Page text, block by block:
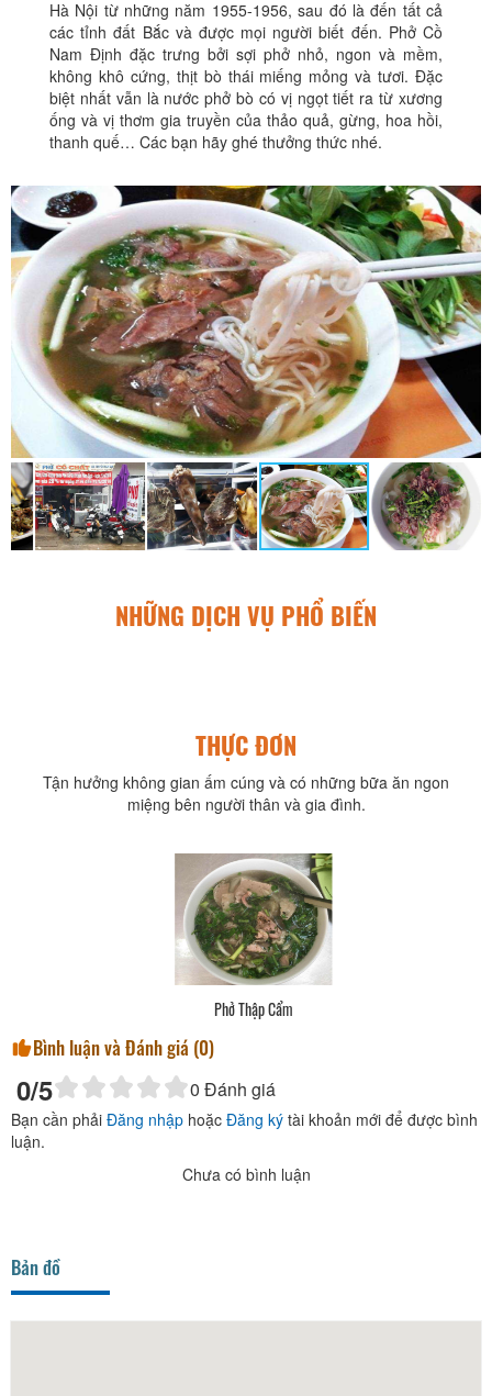
Hà Nội từ những năm 1955-1956, sau đó là đến tất cả
các tỉnh đất Bắc và được mọi người biết đến. Phở Cồ
Nam Định đặc trưng bởi sợi phở nhỏ, ngon và mềm,
không khô cứng, thịt bò thái miếng mỏng và tươi. Đặc
biệt nhất vẫn là nước phở bò có vị ngọt tiết ra từ xương
ống và vị thơm gia truyền của thảo quả, gừng, hoa hồi,
thanh quế… Các bạn hãy ghé thưởng thức nhé.
NHỮNG DỊCH VỤ PHỔ BIẾN
THỰC ĐƠN
Tận hưởng không gian ấm cúng và có những bữa ăn ngon
miệng bên người thân và gia đình.
Phở Thập Cẩm
Bình luận và Đánh giá (0)
0/5 0 Đánh giá
Bạn cần phải Đăng nhập hoặc Đăng ký tài khoản mới để được bình
luận.
Chưa có bình luận
Bản đồ